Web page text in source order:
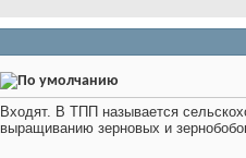
Входят. В ТПП называется
выращиванию зерновых и